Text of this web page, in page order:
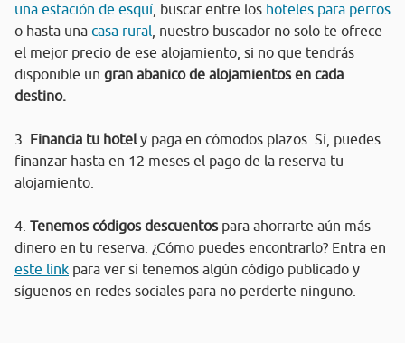
una estación de esquí , buscar entre los hoteles para perros
o hasta una casa rural , nuestro buscador no solo te ofrece
el mejor precio de ese alojamiento, si no que tendrás
disponible un gran abanico de alojamientos en cada
destino.
3. Financia tu hotely paga en cómodos plazos. Sí, puedes
finanzar hasta en 12 meses el pago de la reserva tu
alojamiento.
4. Tenemos códigos descuentos para ahorrarte aún más
dinero en tu reserva. ¿Cómo puedes encontrarlo? Entra en
este link para ver si tenemos algún código publicado y
síguenos en redes sociales para no perderte ninguno.